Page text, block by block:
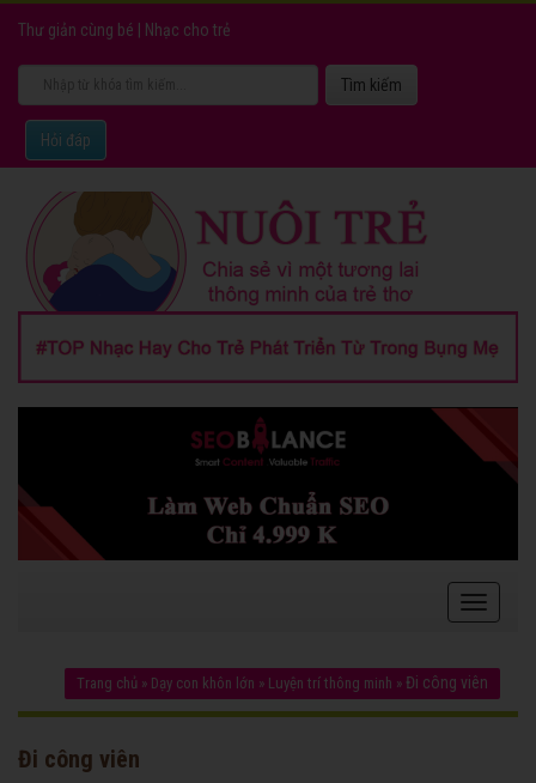
Thư giản cùng bé Nhạc cho trẻ
Hỏi đáp
Trang chủ » Dạy con khôn lớn » Luyện trí thông minh » Đi công viên
Đi công viên